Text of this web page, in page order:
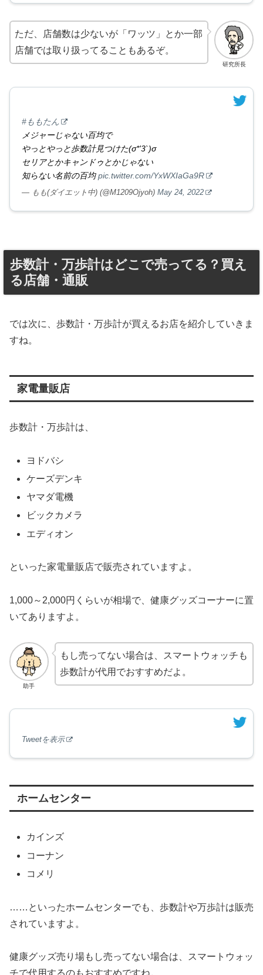
研究所長
ただ、店舗数は少ないが「ワッツ」とか一部
店舗では取り扱ってることもあるぞ。
#ももたん
メジャーじゃない百均で
やっとやっと歩数計見つけた(σ*'3`)σ
セリアとかキャンドゥとかじゃない
知らない名前の百均pic.twitter.com/YxWXIaGa9R
— もも(ダイエット中) (@M1209Ojyoh) May 24, 2022
歩数計・万歩計はどこで売ってる？買え
る店舗・通販
では次に、歩数計・万歩計が買えるお店を紹介していきま
すね。
家電量販店
歩数計・万歩計は、
ヨドバシ
ケーズデンキ
ヤマダ電機
ビックカメラ
エディオン
といった家電量販店で販売されていますよ。
1,000～2,000円くらいが相場で、健康グッズコーナーに置
いてありますよ。
助手
もし売ってない場合は、スマートウォッチも
歩数計が代用でおすすめだよ。
Tweetを表示
ホームセンター
カインズ
コーナン
コメリ
……といったホームセンターでも、歩数計や万歩計は販売
されていますよ。
健康グッズ売り場もし売ってない場合は、スマートウォッ